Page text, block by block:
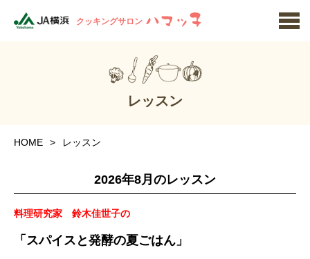
クッキングサロン
レッスン
HOME レッスン
2026年8月のレッスン
料理研究家 鈴木佳世子の
「スパイスと発酵の夏ごはん」